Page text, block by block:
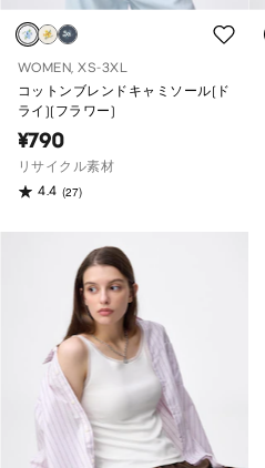
WOMEN, XS-3XL
コットンブレンドキャミソール(ド
ライ)(フラワー)
¥790
リサイクル素材
4.4 (27)